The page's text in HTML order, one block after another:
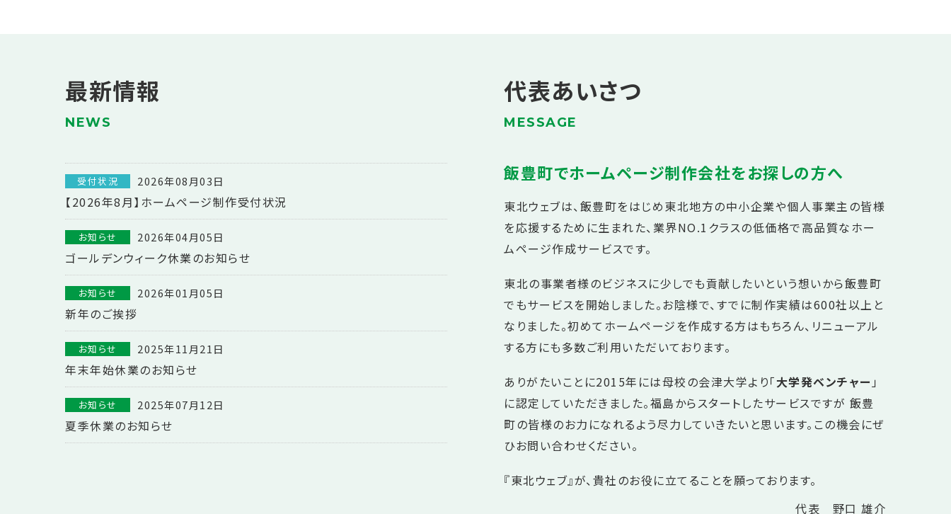
最新情報
NEWS
受付状況 2026年08月03日
【2026年8月】ホームページ制作受付状況
お知らせ 2026年04月05日
ゴールデンウィーク休業のお知らせ
お知らせ 2026年01月05日
新年のご挨拶
お知らせ 2025年11月21日
年末年始休業のお知らせ
お知らせ 2025年07月12日
夏季休業のお知らせ
代表あいさつ
MESSAGE
飯豊町でホームページ制作会社をお探しの方へ
東北ウェブは、飯豊町をはじめ東北地方の中小企業や個人事業主の皆様
を応援するために生まれた、業界NO.1クラスの低価格で高品質なホー
ムページ作成サービスです。
東北の事業者様のビジネスに少しでも貢献したいという想いから飯豊町
でもサービスを開始しました。お陰様で、すでに制作実績は600社以上と
なりました。初めてホームページを作成する方はもちろん、リニューアル
する方にも多数ご利用いただいております。
ありがたいことに2015年には母校の会津大学より「大学発ベンチャー 」
に認定していただきました。福島からスタートしたサービスですが 飯豊
町の皆様のお力になれるよう尽力していきたいと思います。この機会にぜ
ひお問い合わせください。
『東北ウェブ』が、貴社のお役に立てることを願っております。
代表 野口 雄介